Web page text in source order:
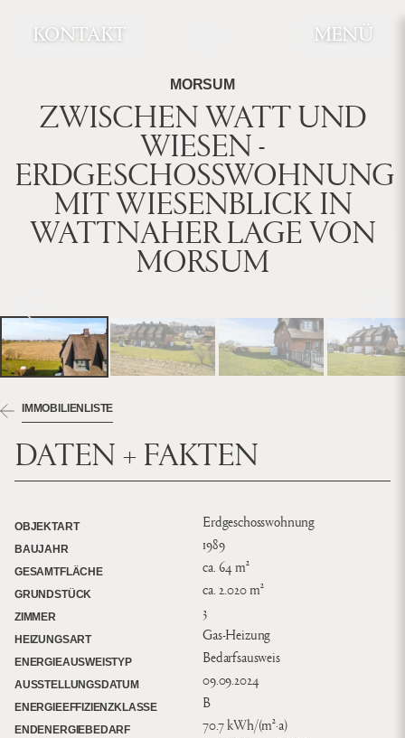
KONTAKT MENÜ
MORSUM
ZWISCHEN WATT UND
WIESEN -
ERDGESCHOSSWOHNUNG
MIT WIESENBLICK IN
WATTNAHER LAGE VON
MORSUM
IMMOBILIENLISTE
DATEN + FAKTEN
OBJEKTART Erdgeschosswohnung
BAUJAHR 1989
GESAMTFLÄCHE ca. 64 m²
GRUNDSTÜCK ca. 2.020 m²
ZIMMER 3
HEIZUNGSART Gas-Heizung
ENERGIEAUSWEISTYP Bedarfsausweis
AUSSTELLUNGSDATUM 09.09.2024
ENERGIEEFFIZIENZKLASSE B
ENDENERGIEBEDARF 70.7 kWh/(m²·a)